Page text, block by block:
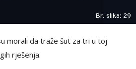
Br. slika: 29
morali da traže šut za tri u toj
rješenja.